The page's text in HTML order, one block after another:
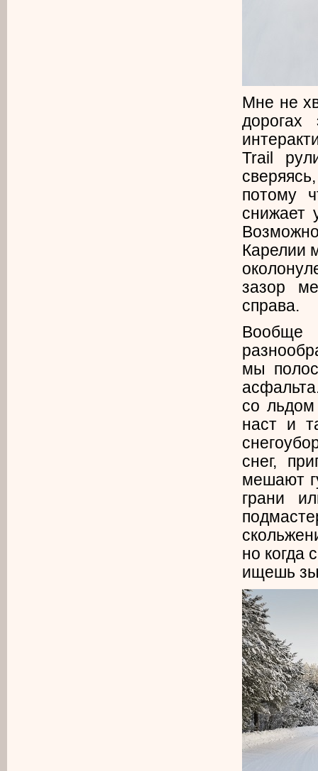
Мне не
Trail
потому
снижает
Карелии
зазор
справа.
Вообще
мы
со
наст и
снег,
мешают
грани
но когда
ищешь